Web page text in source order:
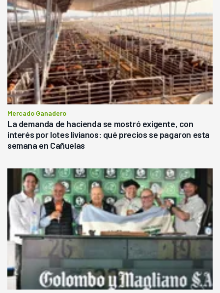
Mercado Ganadero
La demanda de hacienda se mostró exigente, con
interés por lotes livianos: qué precios se pagaron esta
semana en Cañuelas